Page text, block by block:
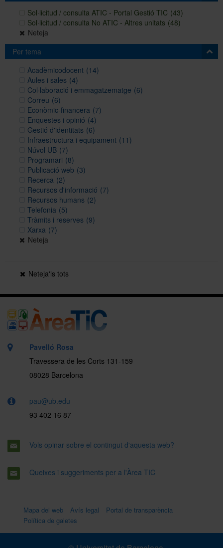
Sol·licitud / consulta ATIC - Portal Gestió TIC (43)
Sol·licitud / consulta No ATIC - Altres unitats (48)
Neteja
Per tema
Acadèmicodocent (14)
Aules i sales (4)
Col·laboració i emmagatzematge (6)
Correu (6)
Econòmic-financera (7)
Enquestes i opinió (4)
Gestió d'identitats (6)
Infraestructura i equipament (11)
Núvol UB (7)
Programari (8)
Publicació web (3)
Recerca (2)
Recursos d'informació (7)
Recursos humans (2)
Telefonia (5)
Tràmits i reserves (9)
Xarxa (7)
Neteja
Neteja'ls tots
Pavelló Rosa
Travessera de les Corts 131-159
08028 Barcelona
pau@ub.edu
93 402 16 87
Vols opinar sobre el contingut d'aquesta web?
Queixes i suggeriments per a l'Àrea TIC
Mapa del web Avís legal
Portal de transparència
Política de galetes